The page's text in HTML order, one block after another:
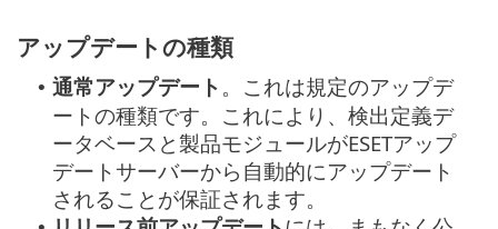
アップデートの種類
• 通常アップデート 。これは規定のアップデ
ートの種類です。これにより、検出定義デ
ータベースと製品モジュールがESETアップ
デートサーバーから自動的にアップデート
されることが保証されます。